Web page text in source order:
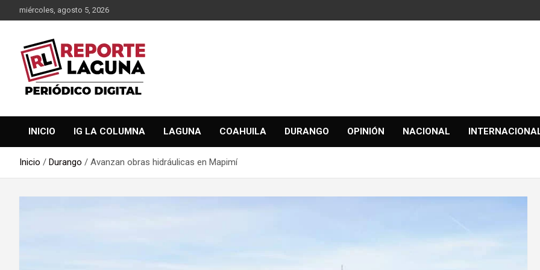
al
miércoles, agosto 5, 2026
Reporte Laguna
INICIO IG LA COLUMNA LAGUNA COAHUILA DURANGO OPINIÓN NACIONAL
Inicio Durango Avanzan obras hidráulicas en Mapimí